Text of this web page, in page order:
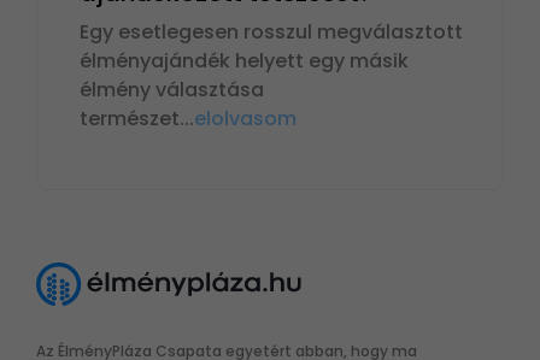
Egy esetlegesen rosszul megválasztott
élményajándék helyett egy másik
élmény választása
természet...elolvasom
Az ÉlményPláza Csapata egyetért abban, hogy ma